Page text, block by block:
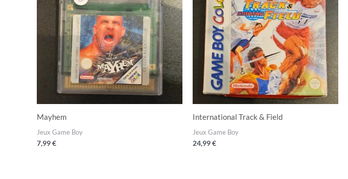
Mayhem
Jeux Game Boy
7,99€
International Track & Field
Jeux Game Boy
24,99€